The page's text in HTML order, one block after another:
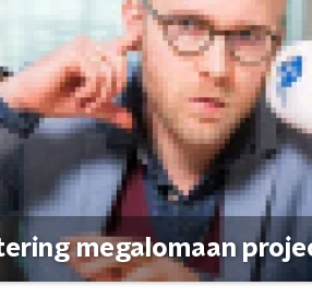
megalomaan